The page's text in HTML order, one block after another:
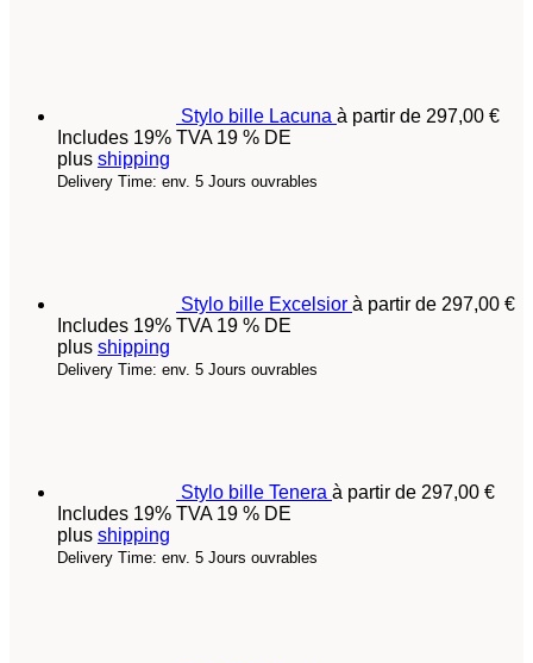
Stylo bille Lacuna à partir de 297,00 €
Includes 19% TVA 19 % DE
plus shipping
Delivery Time: env. 5 Jours ouvrables
Stylo bille Excelsior à partir de 297,00 €
Includes 19% TVA 19 % DE
plus shipping
Delivery Time: env. 5 Jours ouvrables
Stylo bille Tenera à partir de 297,00 €
Includes 19% TVA 19 % DE
plus shipping
Delivery Time: env. 5 Jours ouvrables